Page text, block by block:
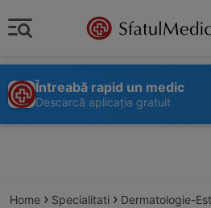
Întreabă rapid un medic
Descarcă aplicația gratuit
Home › Specialitati › Dermatologie-